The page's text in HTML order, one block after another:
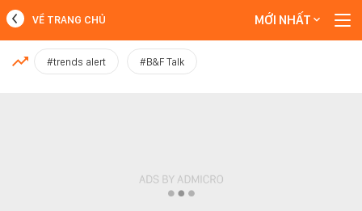
MỚI NHẤT
VỀ TRANG CHỦ MỚI NHẤT
#trends alert #B&F Talk